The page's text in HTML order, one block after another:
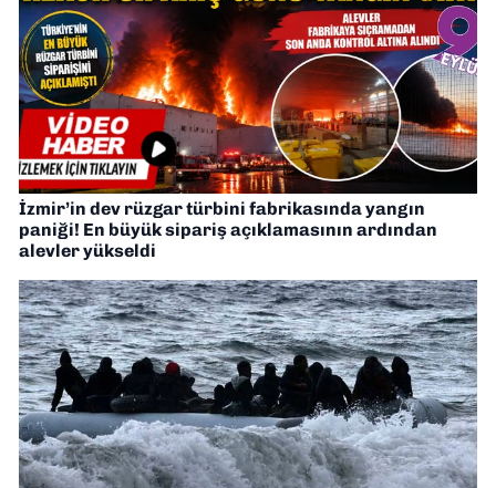
İzmir’in dev rüzgar türbini fabrikasında yangın
paniği! En büyük sipariş açıklamasının ardından
alevler yükseldi